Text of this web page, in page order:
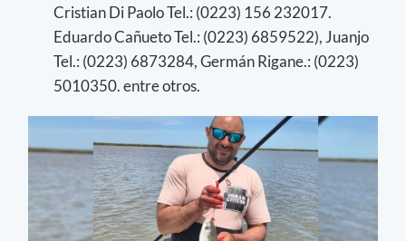
Cristian Di Paolo Tel.: (0223) 156 232017.
Eduardo Cañueto Tel.: (0223) 6859522), Juanjo
Tel.: (0223) 6873284, Germán Rigane.: (0223)
5010350. entre otros.